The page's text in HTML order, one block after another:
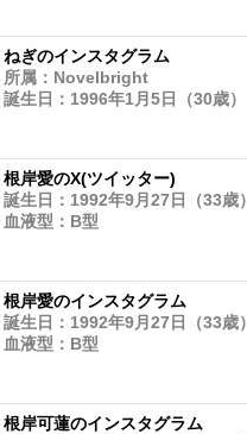
ねぎのインスタグラム
所属：Novelbright
誕生日：1996年1月5日（30歳）
根岸愛のX(ツイッター)
誕生日：1992年9月27日（33歳）
血液型：B型
根岸愛のインスタグラム
誕生日：1992年9月27日（33歳）
血液型：B型
根岸可蓮のインスタグラム